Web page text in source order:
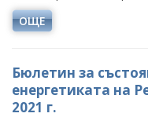
ОЩЕ
Бюлетин за
енергетиката на
2021 г.